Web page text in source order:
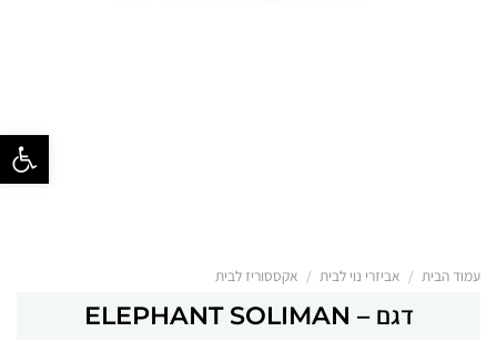
פתח
עמוד הבית / אביזרי נוי לבית / אקססוריז לבית
דגם – ELEPHANT SOLIMAN